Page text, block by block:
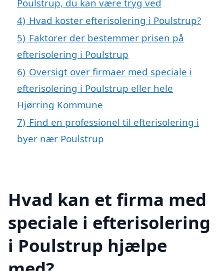
Poulstrup, du kan være tryg ved
4) Hvad koster efterisolering i Poulstrup?
5) Faktorer der bestemmer prisen på
efterisolering i Poulstrup
6) Oversigt over firmaer med speciale i
efterisolering i Poulstrup eller hele
Hjørring Kommune
7) Find en professionel til efterisolering i
byer nær Poulstrup
Hvad kan et firma med
speciale i efterisolering
i Poulstrup hjælpe